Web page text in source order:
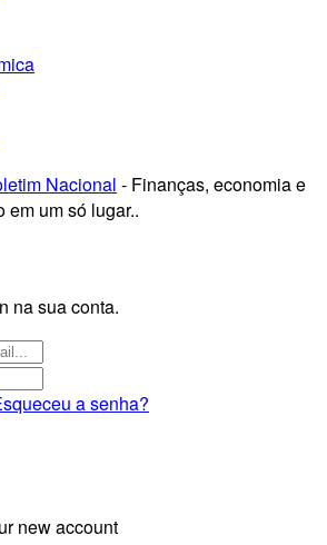
Nacional - Finanças, economia e
um só lugar..
na sua conta.
a senha?
new account